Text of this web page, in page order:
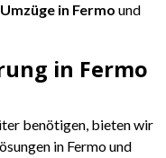
Umzüge in Fermo und
in Fermo
benötigen, bieten wir
in Fermo und